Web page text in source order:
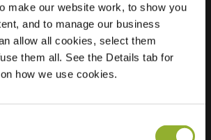
make our website work, to show you
and to manage our business
allow all cookies, select them
them all. See the Details tab for
how we use cookies.
R. Schumanstraat
33
9728 SM Groningen
Países Baixos